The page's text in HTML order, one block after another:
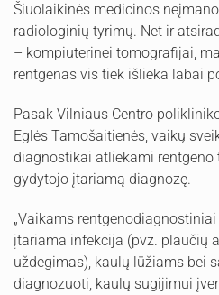
Šiuolaikinės medicinos
radiologinių tyrimų. Net ir
– kompiuterinei tomografijai,
rentgenas vis tiek išlieka labai
Pasak Vilniaus Centro
Eglės Tamošaitienės, vaikų
diagnostikai atliekami
gydytojo įtariamą diagnozę.
„Vaikams
įtariama infekcija (pvz. plaučių
uždegimas), kaulų lūžiams bei
diagnozuoti, kaulų sugijimui